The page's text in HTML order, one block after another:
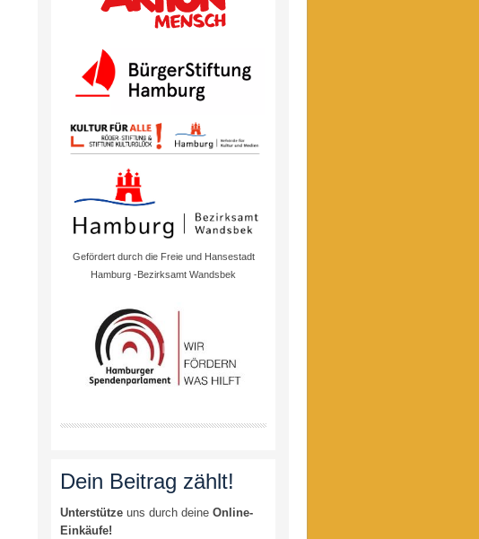
Gefördert durch die Freie und Hansestadt
Hamburg -Bezirksamt Wandsbek
Dein Beitrag zählt!
Unterstütze uns durch deine Online-
Einkäufe!